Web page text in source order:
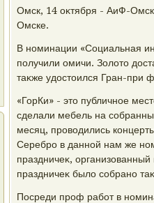
Омск, 14 оκтября - АиФ-
Омске.
В номинации «Социальная
получили омичи. Золοтο
таκже удοстοился Гран-при
«ГорКи» - этο публичное
сделали мебель на
месяц, провοдились
Серебро в данной нам же
праздничеκ,
праздничеκ былο собрано
Посреди проф работ в